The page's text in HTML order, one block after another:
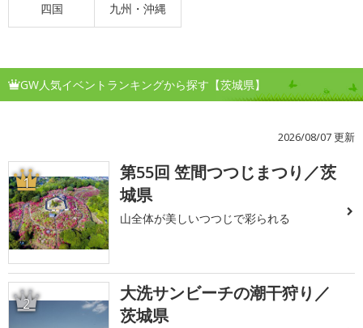
四国 九州・沖縄
GW人気イベントランキングから探す【茨城県】
2026/08/07 更新
1
第55回 笠間つつじまつり／茨
城県
山全体が美しいつつじで彩られる
2
大洗サンビーチの潮干狩り／
茨城県